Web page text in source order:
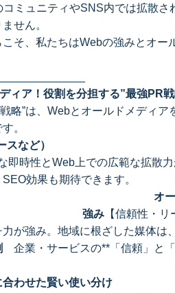
ミュニティやSNS内では拡散さ
せん。
そ、私たちはWebの強みとオー
ィア！役割を分担する”最強PR
略”は、Webとオールドメディ
。
など）
即時性とWeb上での広範な拡散
く、SEO効果も期待でき
出する役割 オ
強み 【信頼性・
が強み。地域に根ざした媒体は
企業・サービスの**「信頼」と
わせた賢い使い分け